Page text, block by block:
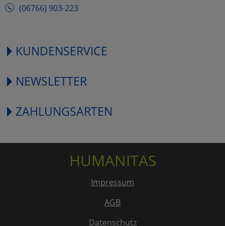
(06766) 903-223
KUNDENSERVICE
NEWSLETTER
ZAHLUNGSARTEN
HUMANITAS
Impressum
AGB
Datenschutz